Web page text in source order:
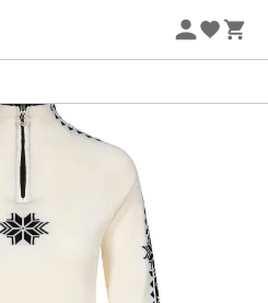
EXTRA vid köp av 2 produkter*